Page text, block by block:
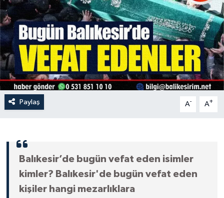
Paylaş A- A+
Balıkesir’de bugün vefat eden isimler
kimler? Balıkesir'de bugün vefat eden
kişiler hangi mezarlıklara